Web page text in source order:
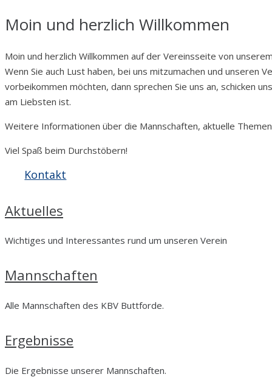
Moin und herzlich Willkommen
Moin und herzlich Willkommen auf der Vereinsseite von
Wenn Sie auch Lust haben, bei uns mitzumachen und unseren
vorbeikommen möchten, dann sprechen Sie uns an, schicken
am Liebsten ist.
Weitere Informationen über die Mannschaften, aktuelle
Viel Spaß beim Durchstöbern!
Kontakt
Aktuelles
Wichtiges und Interessantes rund um unseren Verein
Mannschaften
Alle Mannschaften des KBV Buttforde.
Ergebnisse
Die Ergebnisse unserer Mannschaften.